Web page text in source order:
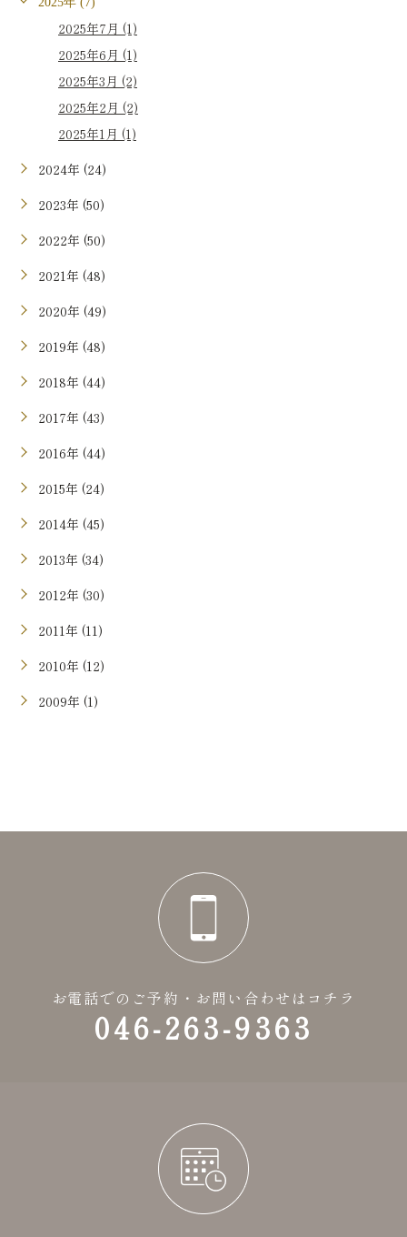
2025年7月 (1)
2025年6月 (1)
2025年3月 (2)
2025年2月 (2)
2025年1月 (1)
2024年 (24)
2023年 (50)
2022年 (50)
2021年 (48)
2020年 (49)
2019年 (48)
2018年 (44)
2017年 (43)
2016年 (44)
2015年 (24)
2014年 (45)
2013年 (34)
2012年 (30)
2011年 (11)
2010年 (12)
2009年 (1)
お電話でのご予約・お問い合わせはコチラ
046-263-9363